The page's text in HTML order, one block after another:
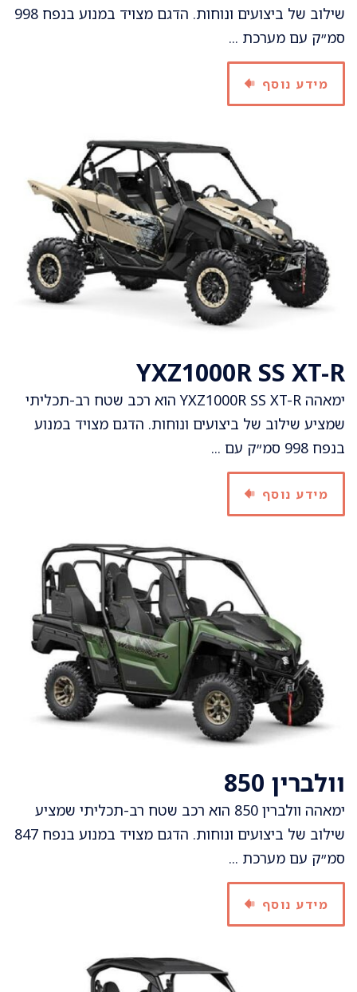
שילוב של ביצועים ונוחות. הדגם מצויד במנוע בנפח 998
סמ״ק עם מערכת ...
מידע נוסף
YXZ1000R SS XT-R
ימאהה YXZ1000R SS XT-R הוא רכב שטח רב-תכליתי
שמציע שילוב של ביצועים ונוחות. הדגם מצויד במנוע
בנפח 998 סמ״ק עם ...
מידע נוסף
וולברין 850
ימאהה וולברין 850 הוא רכב שטח רב-תכליתי שמציע
שילוב של ביצועים ונוחות. הדגם מצויד במנוע בנפח 847
סמ״ק עם מערכת ...
מידע נוסף